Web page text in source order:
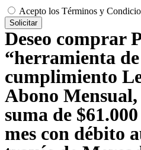
Acepto los Términos y
Solicitar
Deseo comprar
“herramienta
cumplimiento
Abono
suma de
mes con débito